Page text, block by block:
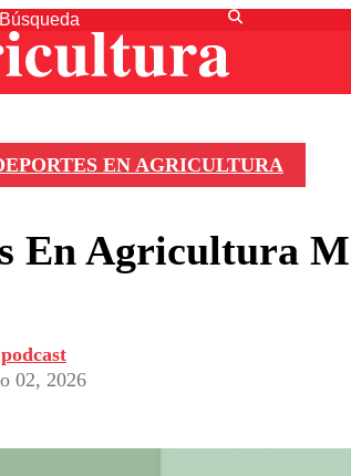
EN AGRICULTURA
En Agricultura
podcast
02, 2026